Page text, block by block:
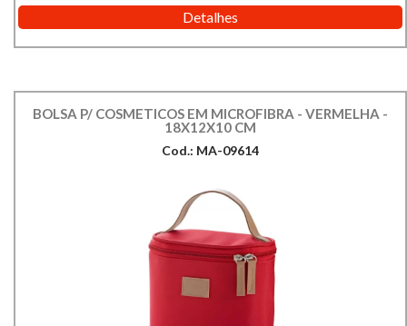
Detalhes
BOLSA P/ COSMETICOS EM MICROFIBRA - VERMELHA -
18X12X10 CM
Cod.: MA-09614